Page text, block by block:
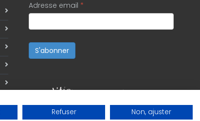
Adresse email *
S'abonner
Refuser Non, ajuster